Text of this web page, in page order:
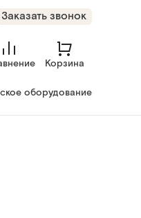
Заказать звонок
Корзина
оборудование